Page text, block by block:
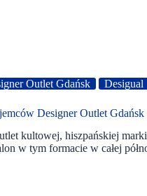
Outlet Gdańsk Desigual
Designer Outlet Gdańsk
kultowej, hiszpańskiej
w tym formacie w całej